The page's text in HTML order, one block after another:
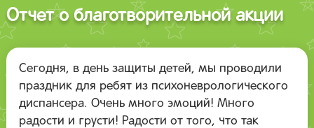
Отчет о благотворительной акции
Сегодня, в день защиты детей, мы проводили
праздник для ребят из психоневрологического
диспансера. Очень много эмоций! Много
радости и грусти! Радости от того, что так